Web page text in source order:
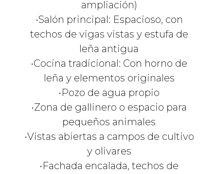
ampliación)
•Salón principal: Espacioso, con
techos de vigas vistas y estufa de
leña antigua
•Cocina tradicional: Con horno de
leña y elementos originales
•Pozo de agua propio
•Zona de gallinero o espacio para
pequeños animales
•Vistas abiertas a campos de cultivo
y olivares
•Fachada encalada, techos de